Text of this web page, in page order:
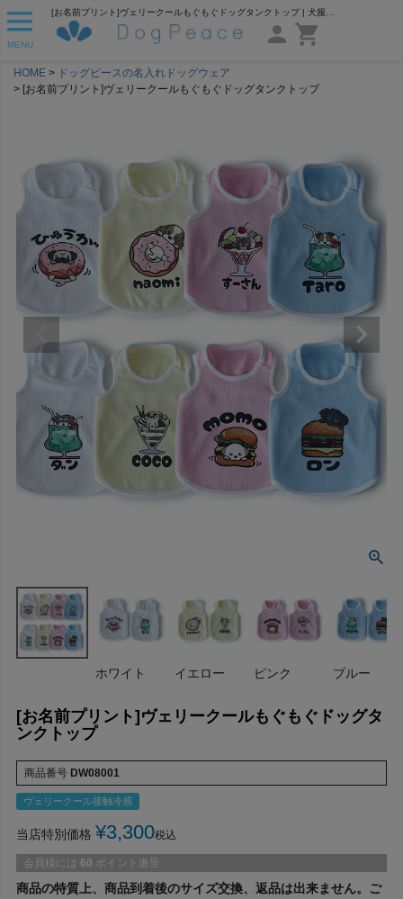
MENU
HOME
ドッグピースの名入れドッグウェア
[お名前プリント]ヴェリークールもぐもぐドッグタンクトップ
ホワイト イエロー ピンク ブルー
[お名前プリント]ヴェリークールもぐもぐドッグタ
ンクトップ
商品番号 DW08001
ヴェリークール接触冷感
当店特別価格 ¥3,300税込
会員様には 60 ポイント進呈
商品の特質上、商品到着後のサイズ交換、返品は出来ません。ご